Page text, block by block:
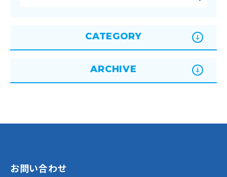
CATEGORY
ARCHIVE
お問い合わせ